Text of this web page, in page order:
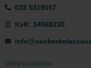
023 5319057
KvK: 34068230
Voorwaarden